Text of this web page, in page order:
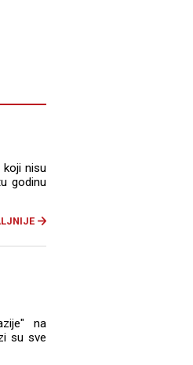
koji nisu
godinu
na
su sve